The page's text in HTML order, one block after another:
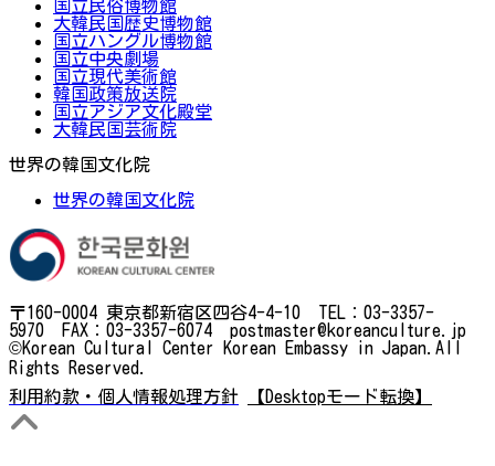
国立民俗博物館
大韓民国歴史博物館
国立ハングル博物館
国立中央劇場
国立現代美術館
韓国政策放送院
国立アジア文化殿堂
大韓民国芸術院
世界の韓国文化院
世界の韓国文化院
〒160-0004 東京都新宿区四谷4-4-10 TEL：03-3357-
5970 FAX：03-3357-6074 postmaster@koreanculture.jp
©Korean Cultural Center Korean Embassy in Japan.All
Rights Reserved.
利用約款・個人情報処理方針
【Desktopモード転換】